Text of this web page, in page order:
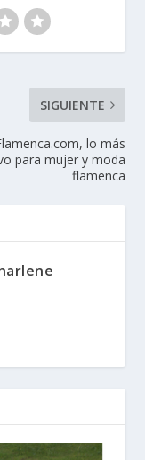
SIGUIENTE
lo más
para mujer y moda
flamenca